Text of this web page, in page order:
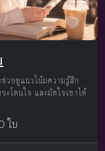
วยดูแนวโน้มความรู้สึก
ะโดนใจ และมัดใจเขาได้
ใบ